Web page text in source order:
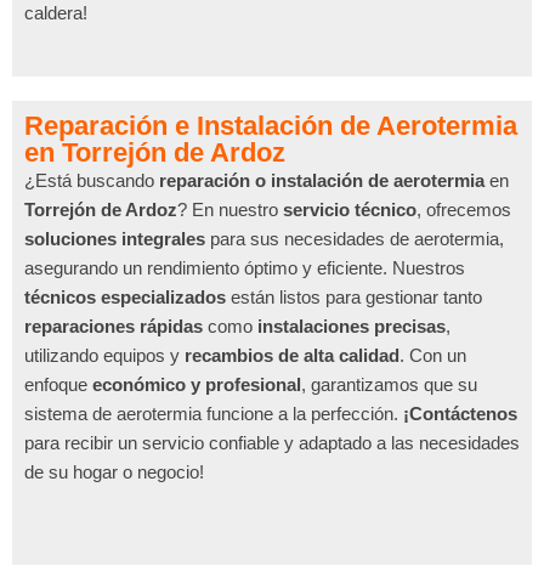
caldera!
Reparación e Instalación de Aerotermia
en Torrejón de Ardoz
¿Está buscando reparación o instalación de aerotermiaen
Torrejón de Ardoz? En nuestro servicio técnico, ofrecemos
soluciones integrales para sus necesidades de aerotermia,
asegurando un rendimiento óptimo y eficiente. Nuestros
técnicos especializados están listos para gestionar tanto
reparaciones rápidas como instalaciones precisas,
utilizando equipos y recambios de alta calidad. Con un
enfoque económico y profesional, garantizamos que su
sistema de aerotermia funcione a la perfección. ¡Contáctenos
para recibir un servicio confiable y adaptado a las necesidades
de su hogar o negocio!